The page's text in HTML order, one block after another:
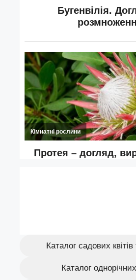
Каталог садових
Каталог однорічних